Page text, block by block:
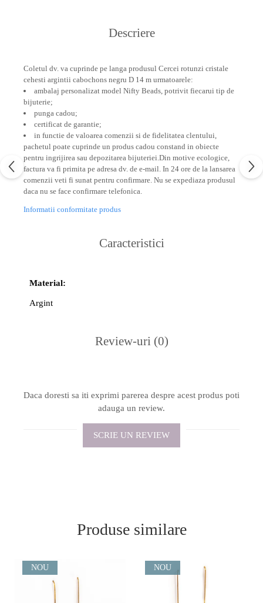
Descriere
Coletul dv. va cuprinde pe langa produsul Cercei rotunzi cristale
cehesti argintii cabochons negru D 14 m urmatoarele:
ambalaj personalizat model Nifty Beads, potrivit fiecarui tip de
bijuterie;
punga cadou;
certificat de garantie;
in functie de valoarea comenzii si de fidelitatea clentului,
pachetul poate cuprinde un produs cadou constand in obiecte
pentru ingrijirea sau depozitarea bijuteriei.Din motive ecologice,
factura va fi primita pe adresa dv. de e-mail. In 24 ore de la lansarea
comenzii veti fi sunat pentru confirmare. Nu se expediaza produsul
daca nu se face confirmare telefonica.
Informatii conformitate produs
Caracteristici
Material:
Argint
Review-uri (0)
Daca doresti sa iti exprimi parerea despre acest produs poti
adauga un review.
SCRIE UN REVIEW
Produse similare
NOU NOU